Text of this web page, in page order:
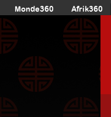
Monde360 Afrik360